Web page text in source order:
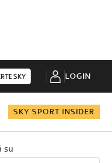
SKY LOGIN
SKY SPORT INSIDER
su